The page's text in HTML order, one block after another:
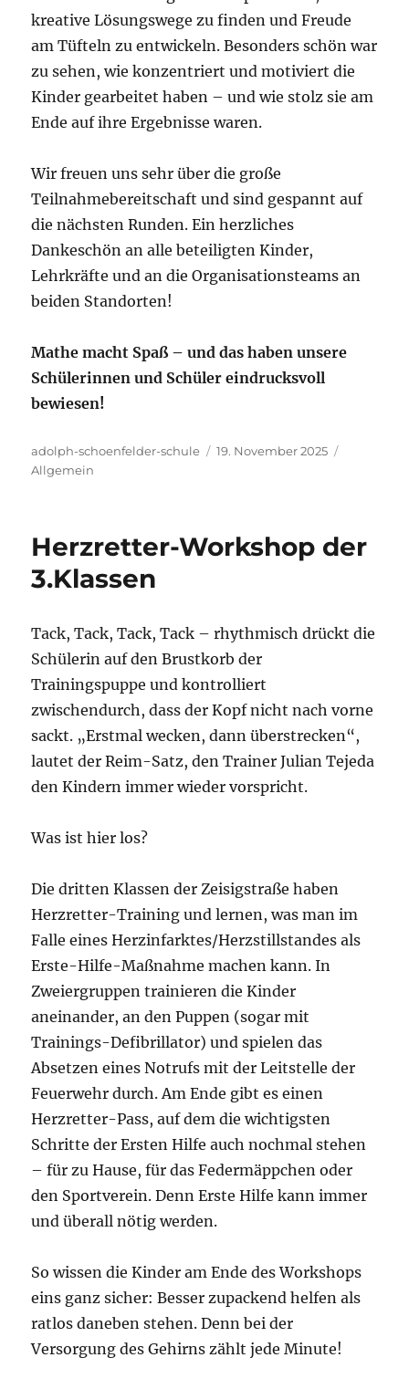
kreative Lösungswege zu finden und Freude
am Tüfteln zu entwickeln. Besonders schön war
zu sehen, wie konzentriert und motiviert die
Kinder gearbeitet haben – und wie stolz sie am
Ende auf ihre Ergebnisse waren.
Wir freuen uns sehr über die große
Teilnahmebereitschaft und sind gespannt auf
die nächsten Runden. Ein herzliches
Dankeschön an alle beteiligten Kinder,
Lehrkräfte und an die Organisationsteams an
beiden Standorten!
Mathe macht Spaß – und das haben unsere
Schülerinnen und Schüler eindrucksvoll
bewiesen!
Autor
adolph-schoenfelder-schule
Veröffentlicht
19. November 2025
Allgemein
Herzretter-Workshop der
3.Klassen
Tack, Tack, Tack, Tack – rhythmisch drückt die
Schülerin auf den Brustkorb der
Trainingspuppe und kontrolliert
zwischendurch, dass der Kopf nicht nach vorne
sackt. „Erstmal wecken, dann überstrecken“,
lautet der Reim-Satz, den Trainer Julian Tejeda
den Kindern immer wieder vorspricht.
Was ist hier los?
Die dritten Klassen der Zeisigstraße haben
Herzretter-Training und lernen, was man im
Falle eines Herzinfarktes/Herzstillstandes als
Erste-Hilfe-Maßnahme machen kann. In
Zweiergruppen trainieren die Kinder
aneinander, an den Puppen (sogar mit
Trainings-Defibrillator) und spielen das
Absetzen eines Notrufs mit der Leitstelle der
Feuerwehr durch. Am Ende gibt es einen
Herzretter-Pass, auf dem die wichtigsten
Schritte der Ersten Hilfe auch nochmal stehen
– für zu Hause, für das Federmäppchen oder
den Sportverein. Denn Erste Hilfe kann immer
und überall nötig werden.
So wissen die Kinder am Ende des Workshops
eins ganz sicher: Besser zupackend helfen als
ratlos daneben stehen. Denn bei der
Versorgung des Gehirns zählt jede Minute!